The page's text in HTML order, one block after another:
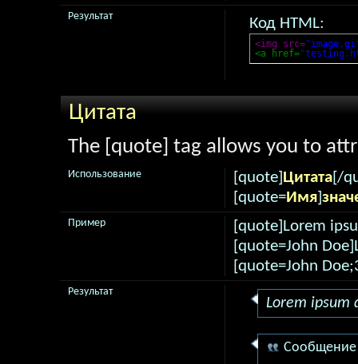
Код HTML:
<img src=
<a href=
Результат
Цитата
The [quote] tag allows you to
[quote] Цитата[/
[quote=Имя]
Использование
[quote]Lorem
[quote=John
[quote=John
Пример
Lorem ipsum
Результат